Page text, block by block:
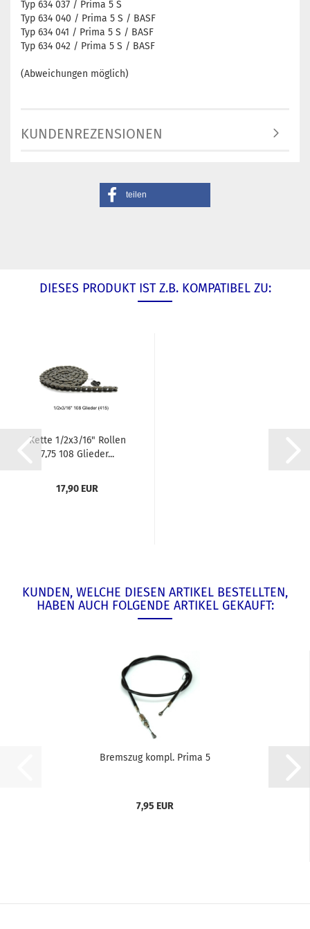
Typ 634 037 / Prima 5 S
Typ 634 040 / Prima 5 S / BASF
Typ 634 041 / Prima 5 S / BASF
Typ 634 042 / Prima 5 S / BASF
(Abweichungen möglich)
KUNDENREZENSIONEN
teilen
DIESES PRODUKT IST Z.B. KOMPATIBEL ZU:
Kette 1/2x3/16" Rollen
7,75 108 Glieder...
17,90 EUR
KUNDEN, WELCHE DIESEN ARTIKEL BESTELLTEN,
HABEN AUCH FOLGENDE ARTIKEL GEKAUFT:
Bremszug kompl. Prima 5
7,95 EUR